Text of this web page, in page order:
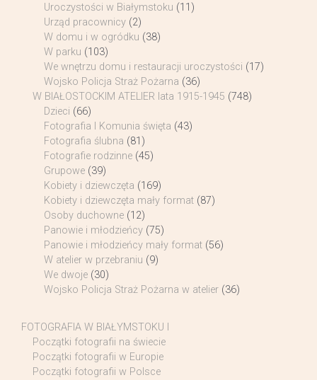
Uroczystości w Białymstoku (11)
Urząd pracownicy (2)
W domu i w ogródku (38)
W parku (103)
We wnętrzu domu i restauracji uroczystości (17)
Wojsko Policja Straż Pożarna (36)
W BIAŁOSTOCKIM ATELIER lata 1915-1945 (748)
Dzieci (66)
Fotografia I Komunia święta (43)
Fotografia ślubna (81)
Fotografie rodzinne (45)
Grupowe (39)
Kobiety i dziewczęta (169)
Kobiety i dziewczęta mały format (87)
Osoby duchowne (12)
Panowie i młodzieńcy (75)
Panowie i młodzieńcy mały format (56)
W atelier w przebraniu (9)
We dwoje (30)
Wojsko Policja Straż Pożarna w atelier (36)
FOTOGRAFIA W BIAŁYMSTOKU I
Początki fotografii na świecie
Początki fotografii w Europie
Początki fotografii w Polsce